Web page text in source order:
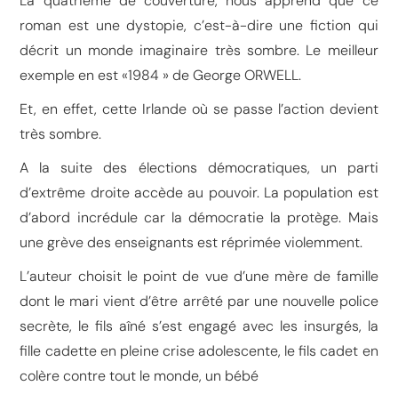
roman est une dystopie, c’est-à-dire une fiction qui
décrit un monde imaginaire très sombre. Le meilleur
exemple en est «1984 » de George ORWELL.
Et, en effet, cette Irlande où se passe l’action devient
très sombre.
A la suite des élections démocratiques, un parti
d’extrême droite accède au pouvoir. La population est
d’abord incrédule car la démocratie la protège. Mais
une grève des enseignants est réprimée violemment.
L’auteur choisit le point de vue d’une mère de famille
dont le mari vient d’être arrêté par une nouvelle police
secrète, le fils aîné s’est engagé avec les insurgés, la
fille cadette en pleine crise adolescente, le fils cadet en
colère contre tout le monde, un bébé